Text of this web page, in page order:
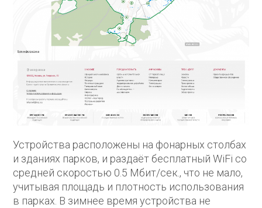
Устройства расположены на фонарных столбах
и зданиях парков, и раздаёт бесплатный WiFi со
средней скоростью 0.5 Мбит/сек., что не мало,
учитывая площадь и плотность использования
в парках. В зимнее время устройства не